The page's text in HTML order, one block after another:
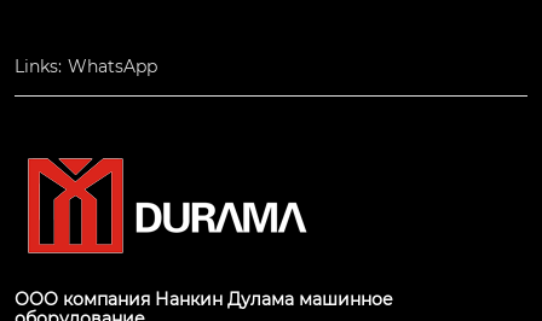
Links: WhatsApp
ООО компания Нанкин Дулама машинное